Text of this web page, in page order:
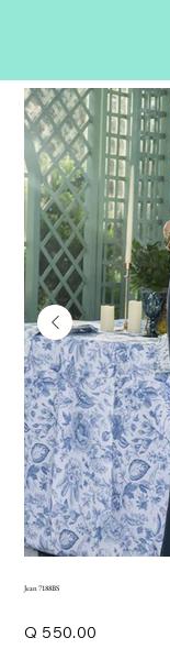
Jean 7188BS
Q 550.00